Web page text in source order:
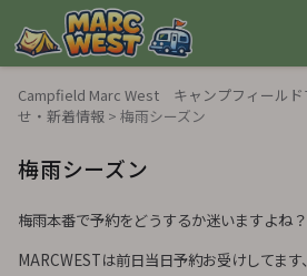
Campfield Marc West キャンプフィールド
せ・新着情報 > 梅雨シーズン
梅雨シーズン
梅雨本番で予約をどうするか迷いますよね？
MARCWESTは前日当日予約お受けしてます、